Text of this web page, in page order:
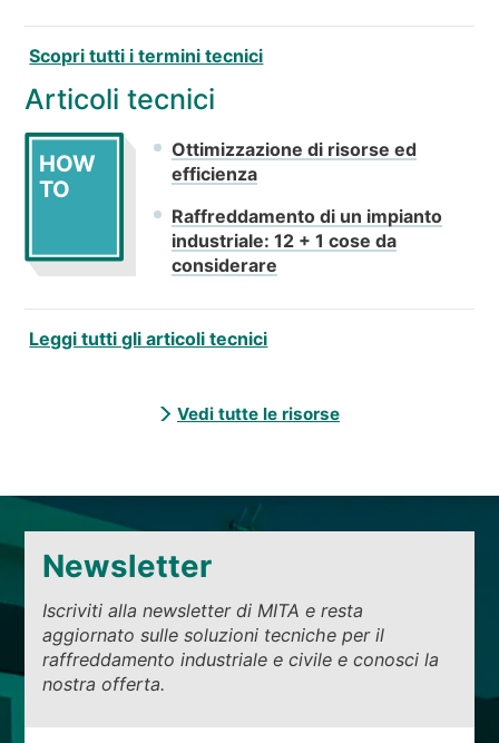
Scopri tutti i termini tecnici
Articoli tecnici
HOW
TO
Ottimizzazione di risorse ed
efficienza
Raffreddamento di un impianto
industriale: 12 + 1 cose da
considerare
Leggi tutti gli articoli tecnici
Vedi tutte le risorse
Newsletter
Iscriviti alla newsletter di MITA e resta
aggiornato sulle soluzioni tecniche per il
raffreddamento industriale e civile e conosci la
nostra offerta.